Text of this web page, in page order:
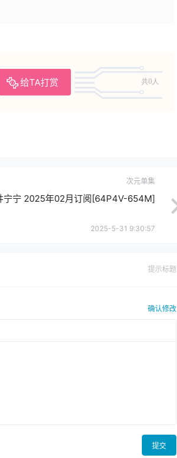
给TA打赏 共0人
次元单集
宁宁 2025年02月订阅[64P4V-654M]
2025-5-31 9:30:57
提示标题
确认修改
提交